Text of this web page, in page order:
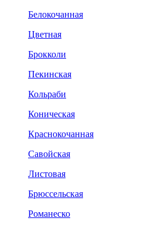
Белокочанная
Цветная
Брокколи
Пекинская
Кольраби
Коническая
Краснокочанная
Савойская
Листовая
Брюссельская
Романеско